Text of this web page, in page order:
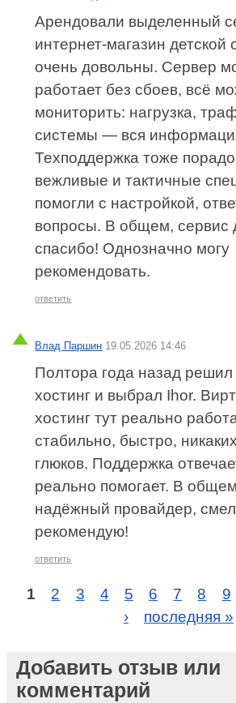
Арендовали выделенный
интернет‑магазин
очень довольны. Сервер
работает без сбоев, всё
мониторить: нагрузка,
системы — вся
Техподдержка тоже
вежливые и тактичные
помогли с настройкой,
вопросы. В общем, сервис
спасибо! Однозначно могу
рекомендовать.
ответить
Влад Паршин 19.05.2026 14:46
Полтора года назад решил
хостинг и выбрал Ihor.
хостинг тут реально
стабильно, быстро,
глюков. Поддержка
реально помогает. В
надёжный провайдер,
рекомендую!
ответить
1 2 3 4 5 6 7 8 9
›
последняя »
Добавить отзыв или
комментарий